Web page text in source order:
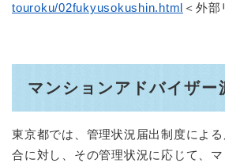
touroku/02fukyusokushin.html ＜外部
マンションアドバイザー
東京都では、管理状況届出制度によ
合に対し、その管理状況に応じて、